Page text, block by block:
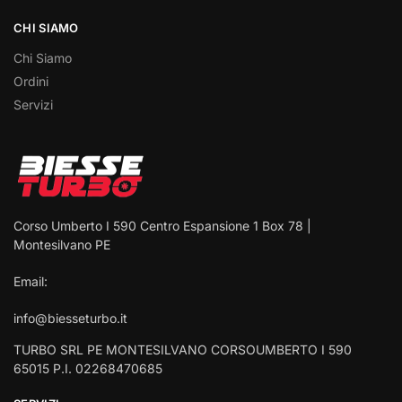
CHI SIAMO
Chi Siamo
Ordini
Servizi
Corso Umberto I 590 Centro Espansione 1 Box 78 |
Montesilvano PE
Email:
info@biesseturbo.it
TURBO SRL PE MONTESILVANO CORSOUMBERTO I 590
65015 P.I. 02268470685